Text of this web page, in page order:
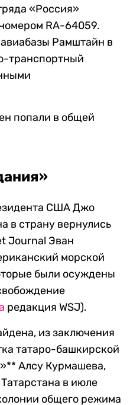
«Россия»
RA-64059.
Рамштайн в
транспортный
попали в общей
США Джо
в страну вернулись
Journal Эван
морской
были осуждены
редакция WSJ).
из заключения
татаро-башкирской
Алсу Курмашева,
в июле
общего режима